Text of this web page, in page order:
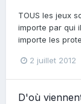
TOUS les jeux
importe par qui
importe les
2 juillet 2012
D'où